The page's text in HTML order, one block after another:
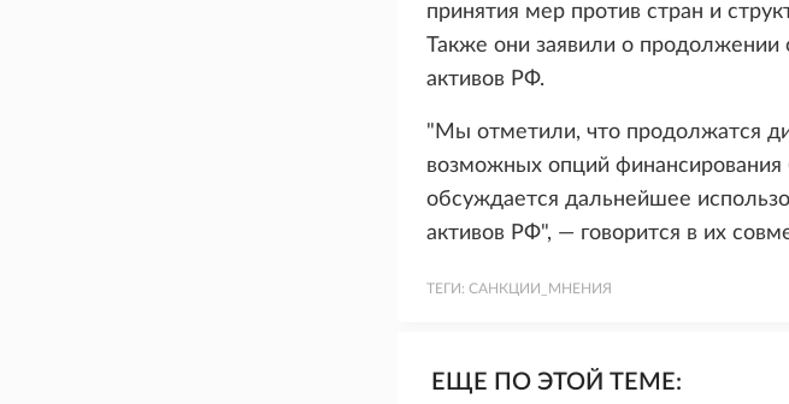
принятия мер против стран и
Также они заявили о
активов РФ.
"Мы отметили, что продолжатся
возможных опций финансирования
обсуждается дальнейшее
активов РФ", — говорится в их
ТЕГИ: САНКЦИИ_МНЕНИЯ
ЕЩЕ ПО ЭТОЙ ТЕМЕ: